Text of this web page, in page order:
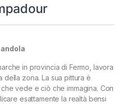
in provincia di Fermo, lavora
della zona. La sua pittura è
vede e ciò che immagina. Con
esattamente la realtà bensi